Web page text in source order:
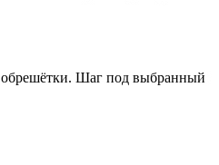
Шаг под выбранный